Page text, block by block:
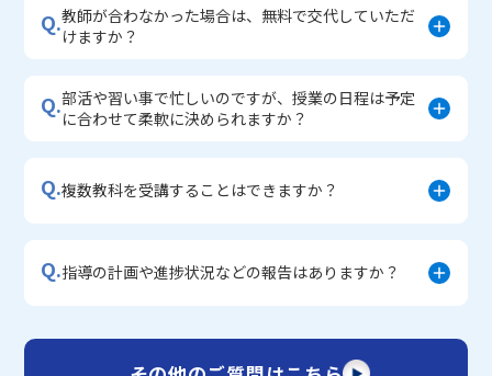
Q.教師が合わなかった場合は、無料で交代していただ
けますか？
Q.部活や習い事で忙しいのですが、授業の日程は予定
に合わせて柔軟に決められますか？
Q.複数教科を受講することはできますか？
Q.指導の計画や進捗状況などの報告はありますか？